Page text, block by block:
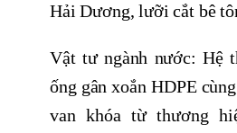
Hải Dương, lưỡi cắt bê
Vật tư ngành nước: Hệ
ống gân xoắn HDPE
van khóa từ thương